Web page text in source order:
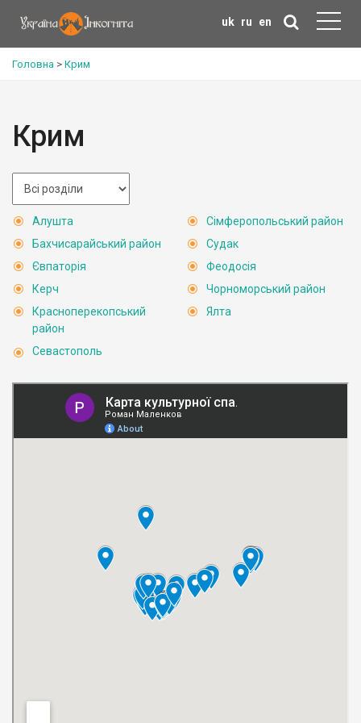
uk ru en
Головна > Крим
Крим
Алушта
Бахчисарайський район
Євпаторія
Керч
Красноперекопський
район
Севастополь
Сімферопольський район
Судак
Феодосія
Чорноморський район
Ялта